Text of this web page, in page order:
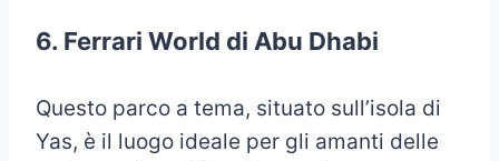
6. Ferrari World di Abu Dhabi
Questo parco a tema, situato sull’isola di
Yas, è il luogo ideale per gli amanti delle